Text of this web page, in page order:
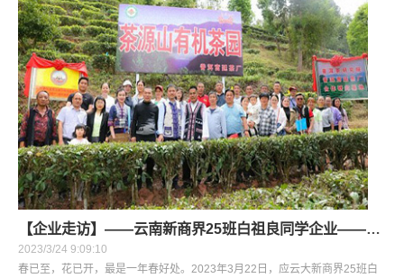
【企业走访】——云南新商界25班白祖良同学企业——普洱宫廷茶厂茶源山春茶开采活动
2023/3/24 9:09:10
春已至，花已开，最是一年春好处。2023年3月22日，应云大新商界25班白